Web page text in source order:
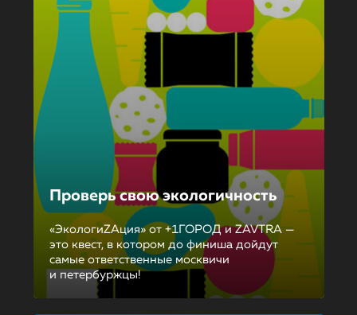
Проверь свою экологичность
«ЭкологиZAция» от +1ГОРОД и ZAVTRA —
это квест, в котором до финиша дойдут
самые ответственные москвичи
и петербуржцы!